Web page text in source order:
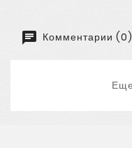
Комментарии (0)